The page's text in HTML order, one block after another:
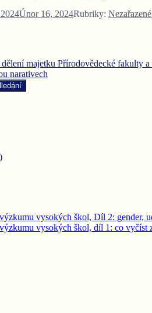
Únor 16, 2024Rubriky:
majetku Přírodovědecké fakulty
narativech
vysokých škol, Díl 2: gender,
vysokých škol, díl 1: co